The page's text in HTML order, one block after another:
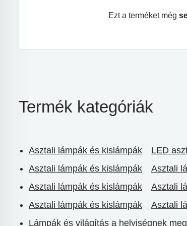
Ezt a terméket még
Termék kategóriák
Asztali lámpák és kislámpák
LED
Asztali lámpák és kislámpák
Asztali
Asztali lámpák és kislámpák
Asztali
Asztali lámpák és kislámpák
Asztali
Lámpák és világítás a helyiségnek